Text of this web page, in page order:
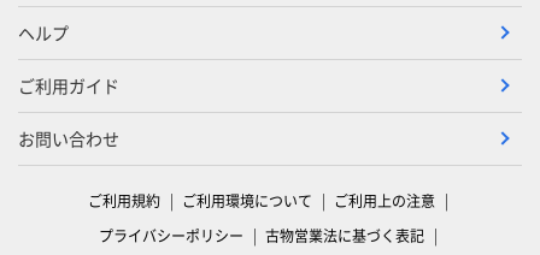
ヘルプ
ご利用ガイド
お問い合わせ
ご利用規約 ご利用環境について
ご利用上の注意
プライバシーポリシー
古物営業法に基づく表記